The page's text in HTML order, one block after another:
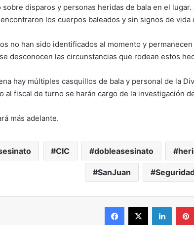
sobre disparos y personas heridas de bala en el
los cuerpos baleados y sin signos de
no han sido identificados al momento y
desconocen las circunstancias que rodean estos
hay múltiples casquillos de bala y personal de la
al fiscal de turno se harán cargo de la investigación
más adelante.
CIC dobleasesinato
SanJuan
Facebook
X